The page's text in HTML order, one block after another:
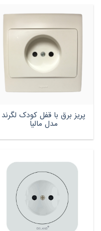
پریز برق با قفل کودک لگرند
مدل مالیا